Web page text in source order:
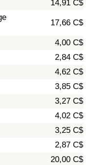
14,91 C$
17,66 C$
4,00 C$
2,84 C$
4,62 C$
3,85 C$
3,27 C$
4,02 C$
3,25 C$
2,87 C$
20,00 C$